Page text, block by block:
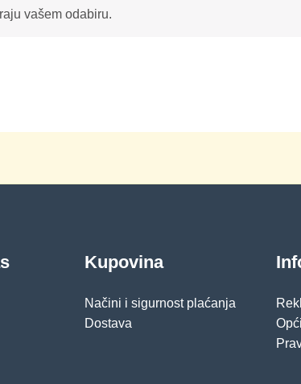
vašem odabiru.
Kupovina
Načini i sigurnost plaćanja
Dostava